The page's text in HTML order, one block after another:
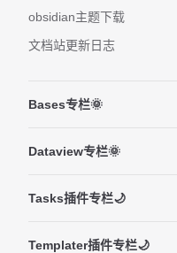
obsidian主题下载
文档站更新日志
Bases专栏🌞
Dataview专栏🌞
Tasks插件专栏🌙
Templater插件专栏🌙